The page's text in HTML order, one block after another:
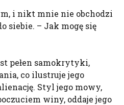
i nikt mnie nie obchodzi
siebie. – Jak mogę się
pełen samokrytyki,
co ilustruje jego
Styl jego mowy,
winy, oddaje jego